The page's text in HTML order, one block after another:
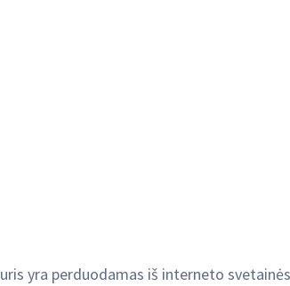
yra perduodamas iš interneto